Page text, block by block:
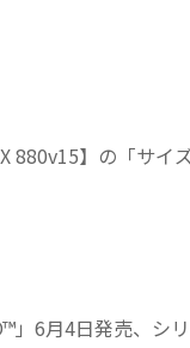
880v15】の「サイ
」6月4日発売、シ